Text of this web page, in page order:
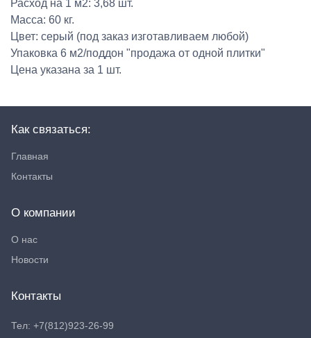
Расход на 1 м2: 3,68 шт.
Масса: 60 кг.
Цвет: серый (под заказ изготавливаем любой)
Упаковка 6 м2/поддон "продажа от одной плитки"
Цена указана за 1 шт.
Как связаться:
Главная
Контакты
О компании
О нас
Новости
Контакты
Тел: +7(812)923-26-99